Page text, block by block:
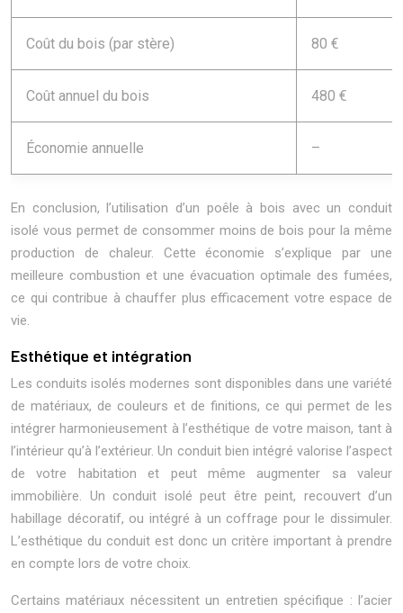
Coût du bois (par stère) 80 €
Coût annuel du bois 480 €
Économie annuelle –
En conclusion, l’utilisation d’un poêle à bois avec un conduit
isolé vous permet de consommer moins de bois pour la même
production de chaleur. Cette économie s’explique par une
meilleure combustion et une évacuation optimale des fumées,
ce qui contribue à chauffer plus efficacement votre espace de
vie.
Esthétique et intégration
Les conduits isolés modernes sont disponibles dans une variété
de matériaux, de couleurs et de finitions, ce qui permet de les
intégrer harmonieusement à l’esthétique de votre maison, tant à
l’intérieur qu’à l’extérieur. Un conduit bien intégré valorise l’aspect
de votre habitation et peut même augmenter sa valeur
immobilière. Un conduit isolé peut être peint, recouvert d’un
habillage décoratif, ou intégré à un coffrage pour le dissimuler.
L’esthétique du conduit est donc un critère important à prendre
en compte lors de votre choix.
Certains matériaux nécessitent un entretien spécifique : l’acier